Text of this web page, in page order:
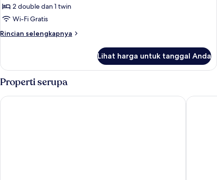
President
Suite
2 double dan 1 twin
Wi-Fi Gratis
Rincian selengkapnya
Rincian
Parc
Suite
Lihat harga untuk tanggal Anda
Properti serupa
Dusit Princess Chiang Mai Novotel